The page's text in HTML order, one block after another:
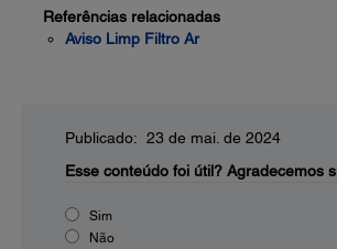
Referências relacionadas
Aviso Limp Filtro Ar
Publicado: 23 de mai. de 2024
Esse conteúdo foi útil? Agradecemos
Sim
Não